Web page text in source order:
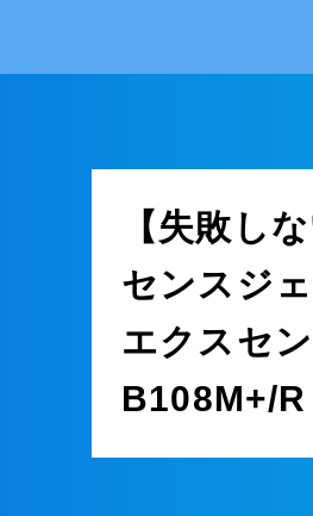
【失敗し
センスジ
エクスセ
B108M+/